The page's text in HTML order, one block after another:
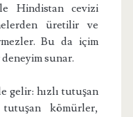
Hindistan cevizi
üretilir ve
Bu da içim
deneyim sunar.
gelir: hızlı tutuşan
kömürler,